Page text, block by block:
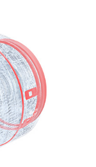
的表现
EF 24-70mm f/
现。另外，镜头的